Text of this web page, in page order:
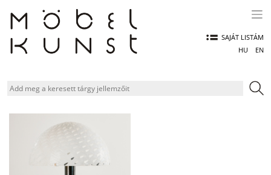
content
SAJÁT LISTÁM
HU
EN